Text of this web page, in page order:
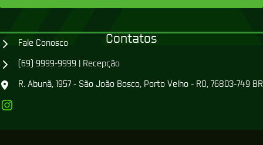
Contatos
Fale Conosco
(69) 9999-9999 | Recepção
R. Abunã, 1957 - São João Bosco, Porto Velho - RO, 76803-749 BR
Instagram